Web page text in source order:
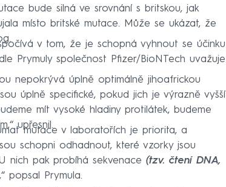
bude silná ve srovnání s britskou, jak
místo britské mutace. Může se ukázat, že
v tom, že je schopná vyhnout se účinku
Prymuly společnost Pfizer/BioNTech uvažuje
nepokrývá úplně optimálně jihoafrickou
úplně specifické, pokud jich je výrazně vyšší
mít vysoké hladiny protilátek, budeme
upřesnil.
mutace v laboratořích je priorita, a
schopni odhadnout, které vzorky jsou
nich pak probíhá sekvenace (tzv. čtení DNA,
popsal Prymula.